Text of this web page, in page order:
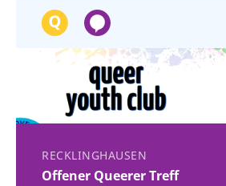
RECKLINGHAUSEN
Offener Queerer Treff